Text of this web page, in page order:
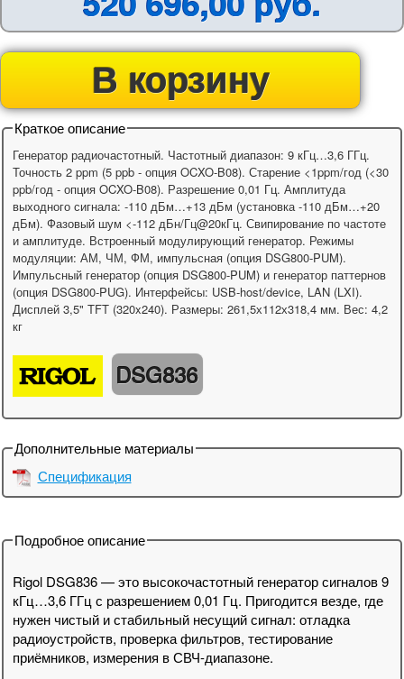
В корзину
Краткое описание
Генератор радиочастотный. Частотный диапазон: 9 кГц…3,6 ГГц.
Точность 2 ppm (5 ppb - опция OCXO-B08). Старение <1ppm/год (<30
ppb/год - опция OCXO-B08). Разрешение 0,01 Гц. Амплитуда
выходного сигнала: -110 дБм…+13 дБм (установка -110 дБм…+20
дБм). Фазовый шум <-112 дБн/Гц@20кГц. Свипирование по частоте
и амплитуде. Встроенный модулирующий генератор. Режимы
модуляции: АМ, ЧМ, ФМ, импульсная (опция DSG800-PUM).
Импульсный генератор (опция DSG800-PUM) и генератор паттернов
(опция DSG800-PUG). Интерфейсы: USB-host/device, LAN (LXI).
Дисплей 3,5" TFT (320x240). Размеры: 261,5х112х318,4 мм. Вес: 4,2
кг
DSG836
Дополнительные материалы
Спецификация
Подробное описание
Rigol DSG836 — это высокочастотный генератор сигналов 9
кГц…3,6 ГГц с разрешением 0,01 Гц. Пригодится везде, где
нужен чистый и стабильный несущий сигнал: отладка
радиоустройств, проверка фильтров, тестирование
приёмников, измерения в СВЧ-диапазоне.